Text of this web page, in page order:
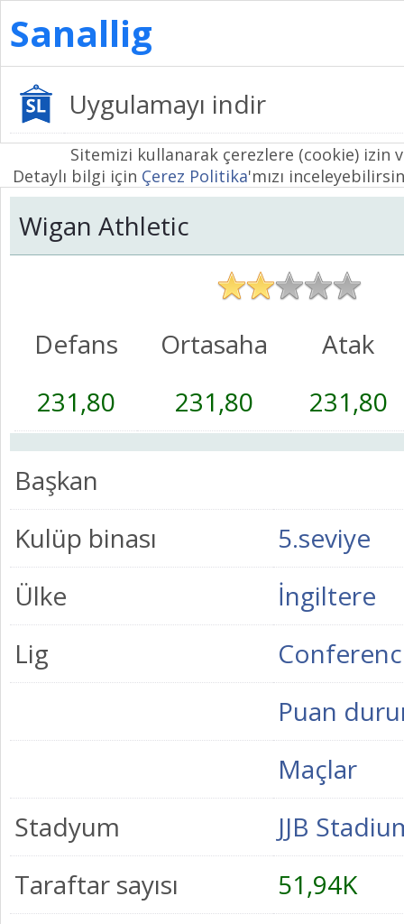
Sanallig
Uygulamayı indir
Sitemizi kullanarak çerezlere (cookie) izin
Detaylı bilgi için Çerez Politika'mızı
Wigan Athletic
Defans Ortasaha
Atak
231,80
231,80 231,80
Başkan
Kulüp binası
5.seviye
Ülke
İngiltere
Lig
Puan
Maçlar
Stadyum
JJB
Taraftar sayısı
51,94K